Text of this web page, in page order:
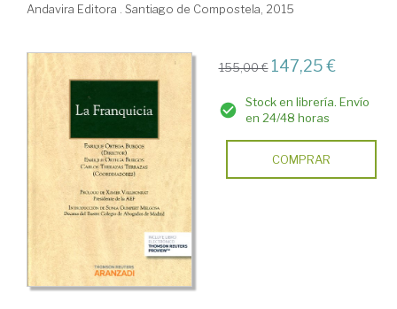
Andavira Editora . Santiago de Compostela, 2015
155,00 € 147,25 €
Stock en librería. Envío
en 24/48 horas
COMPRAR